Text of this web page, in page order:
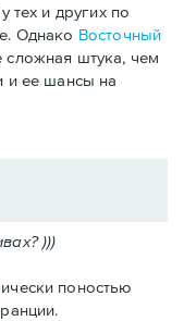
тех и других по
Однако Восточный
штука, чем
и ее шансы на
)))
поностью